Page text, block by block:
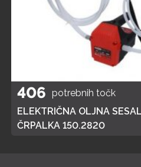
406 potrebnih točk
ELEKTRIČNA OLJNA
ČRPALKA 150.2820